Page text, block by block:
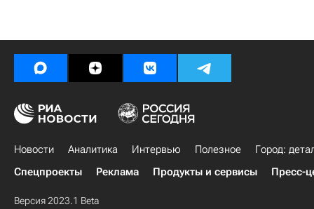
Новости Аналитика Интервью Полезное
Город:
Спецпроекты
Реклама Продукты и сервисы Пресс-
Версия 2023.1 Beta